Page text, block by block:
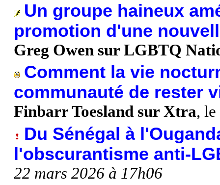
Un groupe haineux
promotion d'une
Greg Owen sur LGBTQ
Comment la vie
communauté de rester
Finbarr Toesland sur Xtra, le
Du Sénégal à
l'obscurantisme anti-
22 mars 2026 à 17h06